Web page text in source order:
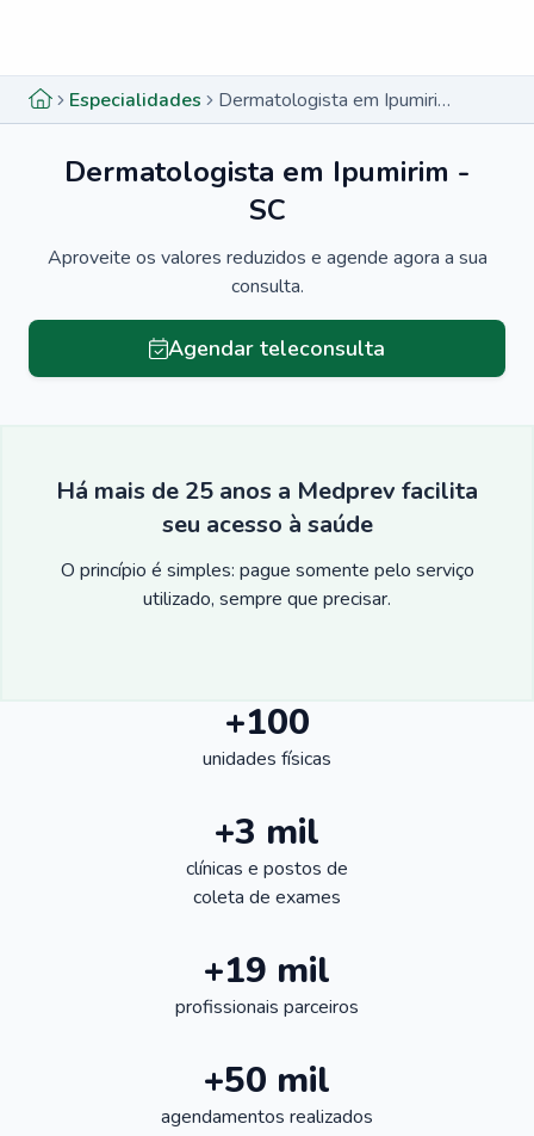
Especialidades Dermatologista em Ipumirim - SC
Dermatologista em Ipumirim -
SC
Aproveite os valores reduzidos e agende agora a sua
consulta.
Agendar teleconsulta
Há mais de 25 anos a Medprev facilita
seu acesso à saúde
O princípio é simples: pague somente pelo serviço
utilizado, sempre que precisar.
+100
unidades físicas
+3 mil
clínicas e postos de
coleta de exames
+19 mil
profissionais parceiros
+50 mil
agendamentos realizados